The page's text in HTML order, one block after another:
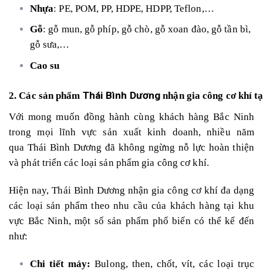
Nhựa: PE, POM, PP, HDPE, HDPP, Teflon,…
Gỗ: gỗ mun, gỗ phíp, gỗ chò, gỗ xoan đào, gỗ tần bì,
gỗ sưa,…
Cao su
2. Các sản phẩm Thái Bình Dương nhận gia công cơ khí
Với mong muốn đồng hành cùng khách hàng Bắc Ninh
trong mọi lĩnh vực sản xuất kinh doanh, nhiều năm
qua Thái Bình Dương đã không ngừng nỗ lực hoàn thiện
và phát triển các loại sản phẩm gia công cơ khí.
Hiện nay, Thái Bình Dương nhận gia công cơ khí đa dạng
các loại sản phẩm theo nhu cầu của khách hàng tại khu
vực Bắc Ninh, một số sản phẩm phổ biến có thể kể đến
như:
Chi tiết máy: Bulong, then, chốt, vít, các loại trục